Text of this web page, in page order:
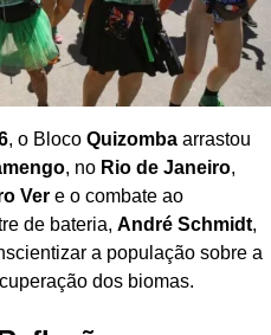
, o Bloco Quizomba arrastou
, no Rio de Janeiro,
Ver e o combate ao
de bateria, André Schmidt,
a população sobre a
dos biomas.